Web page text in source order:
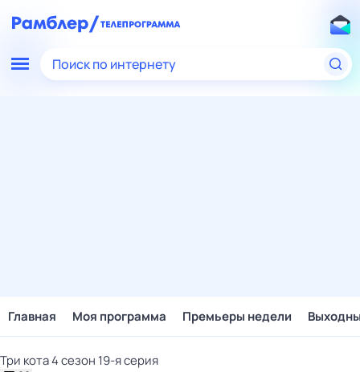
Поиск по интернету
Главная Моя программа Премьеры недели
Три кота 4 сезон 19-я серия